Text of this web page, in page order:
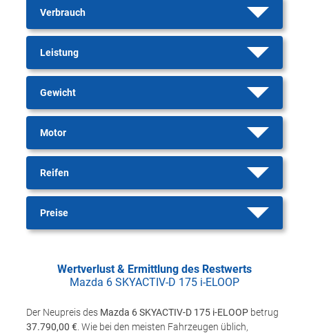
Verbrauch
Leistung
Gewicht
Motor
Reifen
Preise
Wertverlust & Ermittlung des Restwerts
Mazda 6 SKYACTIV-D 175 i-ELOOP
Der Neupreis des Mazda 6 SKYACTIV-D 175 i-ELOOP betrug
37.790,00 € . Wie bei den meisten Fahrzeugen üblich,